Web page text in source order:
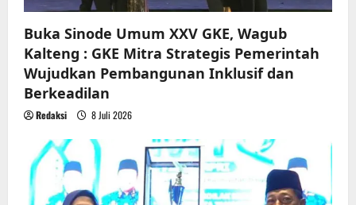
n
Buka Sinode Umum XXV GKE, Wagub
Kalteng : GKE Mitra Strategis Pemerintah
Wujudkan Pembangunan Inklusif dan
Berkeadilan
Redaksi 8 Juli 2026